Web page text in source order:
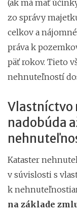
(ak má mať
zo správy
celkov a
práva k
päť rokov. Tieto
nehnuteľností
Vlastníctvo
nadobúda
Kataster
v súvislosti s
k
na základe